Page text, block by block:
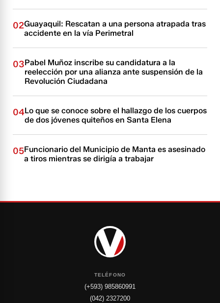
02Guayaquil: Rescatan a una persona atrapada tras
accidente en la vía Perimetral
03Pabel Muñoz inscribe su candidatura a la
reelección por una alianza ante suspensión de la
Revolución Ciudadana
04Lo que se conoce sobre el hallazgo de los cuerpos
de dos jóvenes quiteños en Santa Elena
05Funcionario del Municipio de Manta es asesinado
a tiros mientras se dirigía a trabajar
TELÉFONO
(+593) 985860991
(042) 2327200